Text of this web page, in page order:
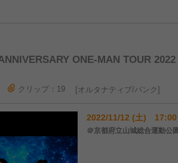
ONE-MAN TOUR
クリップ：19 オルタナティブ/パンク
2022/11/12 (土) 17:00
＠京都府立山城総合運動公